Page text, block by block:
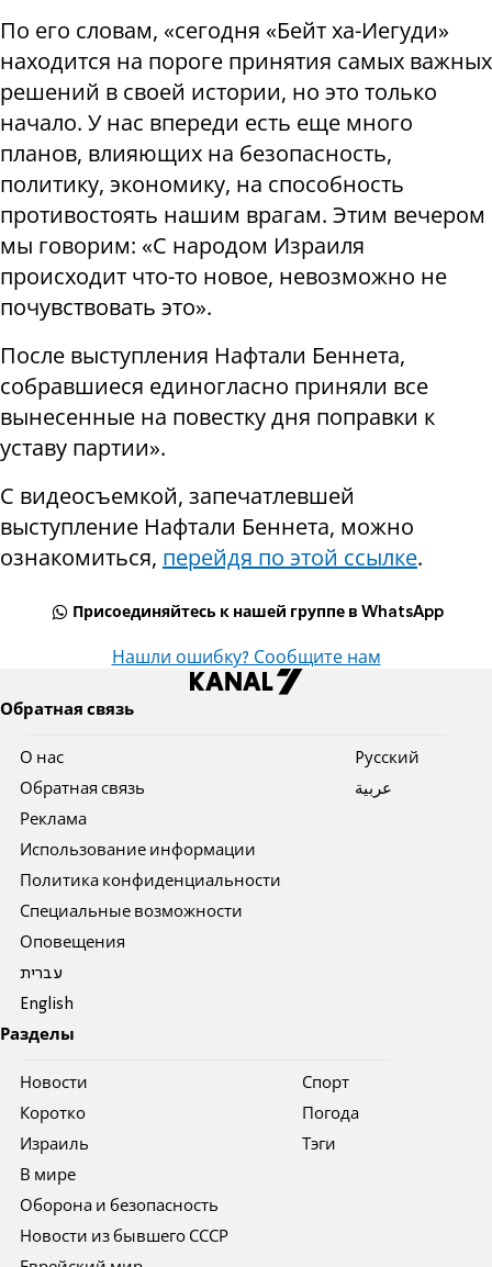
По его словам, «сегодня «Бейт ха-Иегуди»
находится на пороге принятия самых важных
решений в своей истории, но это только
начало. У нас впереди есть еще много
планов, влияющих на безопасность,
политику, экономику, на способность
противостоять нашим врагам. Этим вечером
мы говорим: «С народом Израиля
происходит что-то новое, невозможно не
почувствовать это».
После выступления Нафтали Беннета,
собравшиеся единогласно приняли все
вынесенные на повестку дня поправки к
уставу партии».
С видеосъемкой, запечатлевшей
выступление Нафтали Беннета, можно
ознакомиться, перейдя по этой ссылке.
Присоединяйтесь к нашей группе в WhatsApp
Нашли ошибку? Сообщите нам
Обратная связь
О нас
Обратная связь
Реклама
Использование информации
Политика конфиденциальности
Специальные возможности
Оповещения
עברית
English
Pусский
عربية
Разделы
Новости
Коротко
Израиль
В мире
Оборона и безопасность
Новости из бывшего СССР
Спорт
Погода
Тэги